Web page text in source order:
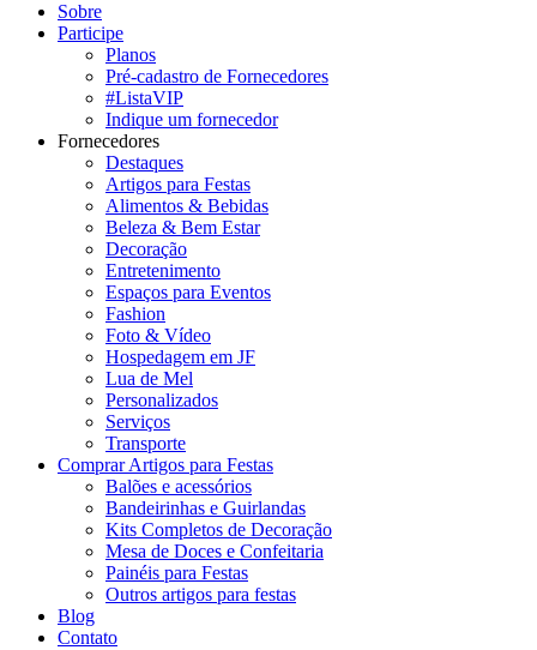
Sobre
Participe
Planos
Pré-cadastro de Fornecedores
#ListaVIP
Indique um fornecedor
Fornecedores
Destaques
Artigos para Festas
Alimentos & Bebidas
Beleza & Bem Estar
Decoração
Entretenimento
Espaços para Eventos
Fashion
Foto & Vídeo
Hospedagem em JF
Lua de Mel
Personalizados
Serviços
Transporte
Comprar Artigos para Festas
Balões e acessórios
Bandeirinhas e Guirlandas
Kits Completos de Decoração
Mesa de Doces e Confeitaria
Painéis para Festas
Outros artigos para festas
Blog
Contato